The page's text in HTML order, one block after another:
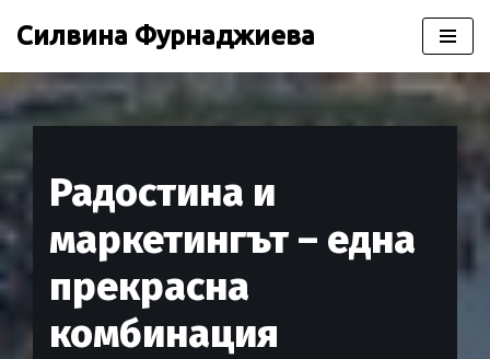
съдържанието
Силвина Фурнаджиева
Радостина и
маркетингът – една
прекрасна
комбинация